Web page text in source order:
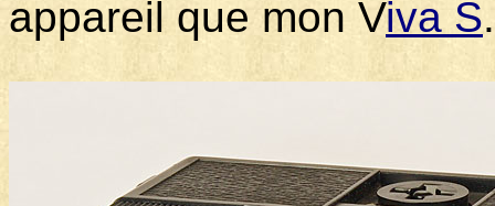
appareil que mon Viva S.